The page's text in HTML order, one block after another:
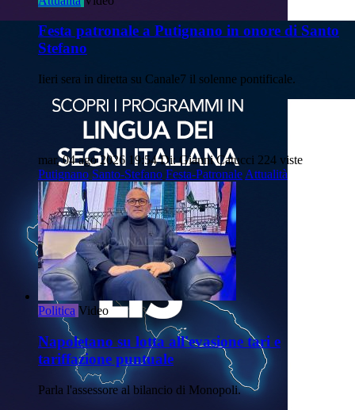
Festa patronale a Putignano in onore di Santo
Stefano
Iieri sera in diretta su Canale7 il solenne pontificale.
mar, 04 ago 2026 19:54 Di: Gianni Catucci 224 viste
Putignano Santo-Stefano Festa-Patronale Attualità
Politica Video
Napoletano su lotta all'evasione tari e
tariffazione puntuale
Parla l'assessore al bilancio di Monopoli.